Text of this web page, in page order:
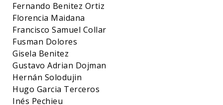
Fernando Benitez Ortiz
Florencia Maidana
Francisco Samuel Collar
Fusman Dolores
Gisela Benitez
Gustavo Adrian Dojman
Hernán Solodujin
Hugo Garcia Terceros
Inés Pechieu